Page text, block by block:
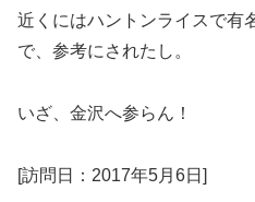
近くにはハントンライスで有
で、参考にされたし。
いざ、金沢へ参らん！
[訪問日：2017年5月6日]